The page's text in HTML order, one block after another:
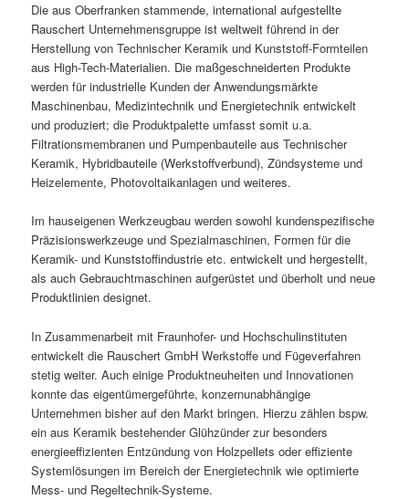
Die aus Oberfranken stammende, international aufgestellte
Rauschert Unternehmensgruppe ist weltweit führend in der
Herstellung von Technischer Keramik und Kunststoff-Formteilen
aus High-Tech-Materialien. Die maßgeschneiderten Produkte
werden für industrielle Kunden der Anwendungsmärkte
Maschinenbau, Medizintechnik und Energietechnik entwickelt
und produziert; die Produktpalette umfasst somit u.a.
Filtrationsmembranen und Pumpenbauteile aus Technischer
Keramik, Hybridbauteile (Werkstoffverbund), Zündsysteme und
Heizelemente, Photovoltaikanlagen und weiteres.
Im hauseigenen Werkzeugbau werden sowohl kundenspezifische
Präzisionswerkzeuge und Spezialmaschinen, Formen für die
Keramik- und Kunststoffindustrie etc. entwickelt und hergestellt,
als auch Gebrauchtmaschinen aufgerüstet und überholt und neue
Produktlinien designet.
In Zusammenarbeit mit Fraunhofer- und Hochschulinstituten
entwickelt die Rauschert GmbH Werkstoffe und Fügeverfahren
stetig weiter. Auch einige Produktneuheiten und Innovationen
konnte das eigentümergeführte, konzernunabhängige
Unternehmen bisher auf den Markt bringen. Hierzu zählen bspw.
ein aus Keramik bestehender Glühzünder zur besonders
energieeffizienten Entzündung von Holzpellets oder effiziente
Systemlösungen im Bereich der Energietechnik wie optimierte
Mess- und Regeltechnik-Systeme.